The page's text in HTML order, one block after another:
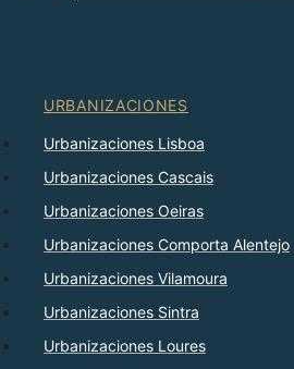
URBANIZACIONES
Urbanizaciones Lisboa
Urbanizaciones Cascais
Urbanizaciones Oeiras
Urbanizaciones Comporta Alentejo
Urbanizaciones Vilamoura
Urbanizaciones Sintra
Urbanizaciones Loures